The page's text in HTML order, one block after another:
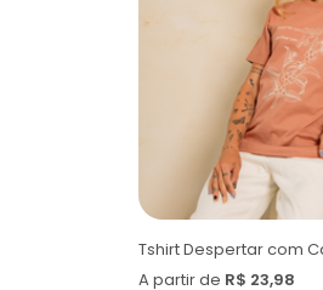
A partir de R$ 23,98